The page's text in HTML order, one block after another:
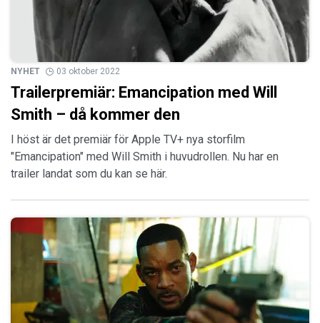
NYHET 03 oktober 2022
Trailerpremiär: Emancipation med Will
Smith – då kommer den
I höst är det premiär för Apple TV+ nya storfilm
"Emancipation" med Will Smith i huvudrollen. Nu har en
trailer landat som du kan se här.